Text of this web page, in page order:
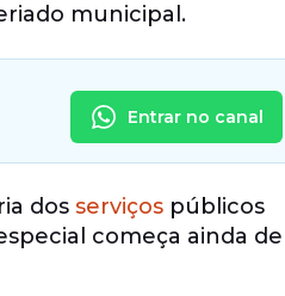
municipal.
Entrar no canal
dos serviços públicos
começa ainda de